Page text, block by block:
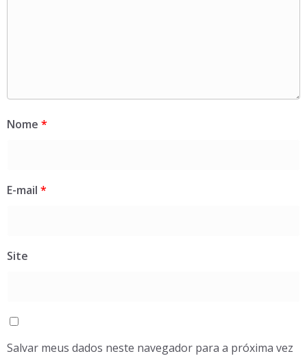
Nome *
E-mail *
Site
Salvar meus dados neste navegador para a próxima vez